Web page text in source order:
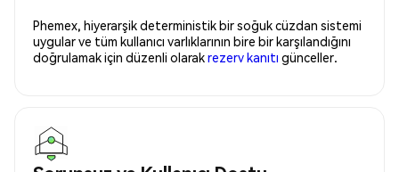
Phemex, hiyerarşik deterministik bir soğuk cüzdan sistemi
uygular ve tüm kullanıcı varlıklarının bire bir karşılandığını
doğrulamak için düzenli olarakrezerv kanıtı günceller.